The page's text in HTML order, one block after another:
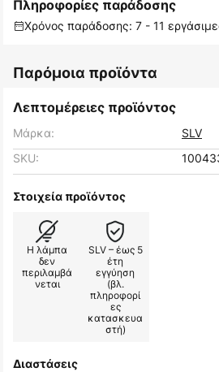
Πληροφορίες παράδοσης
Χρόνος παράδοσης: 7 - 11
Παρόμοια προϊόντα
Λεπτομέρειες προϊόντος
Μάρκα:
SLV
SKU:
Στοιχεία προϊόντος
Η λάμπα
δεν
περιλαμβά
νεται
SLV – έως 5
έτη
εγγύηση
(βλ.
πληροφορί
ες
κατασκευα
στή)
Διαστάσεις